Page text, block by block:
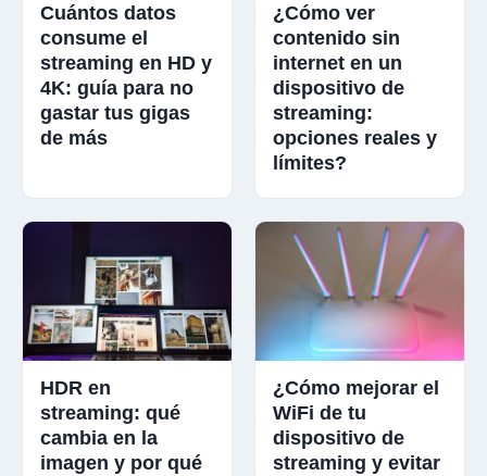
Cuántos datos
consume el
streaming en HD y
4K: guía para no
gastar tus gigas
de más
¿Cómo ver
contenido sin
internet en un
dispositivo de
streaming:
opciones reales y
límites?
HDR en
streaming: qué
cambia en la
imagen y por qué
¿Cómo mejorar el
WiFi de tu
dispositivo de
streaming y evitar